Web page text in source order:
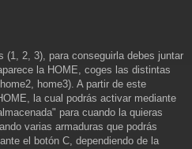
(1, 2, 3), para conseguirla debes juntar
la HOME, coges las distintas
home3). A partir de este
la cual podrás activar mediante
para cuando la quieras
varias armaduras que podrás
el botón C, dependiendo de la